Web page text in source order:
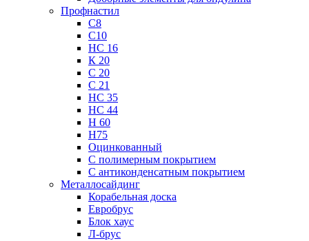
Профнастил
С8
С10
НС 16
К 20
С 20
С 21
НС 35
НС 44
Н 60
Н75
Оцинкованный
С полимерным покрытием
С антиконденсатным покрытием
Металлосайдинг
Корабельная доска
Евробрус
Блок хаус
Л-брус